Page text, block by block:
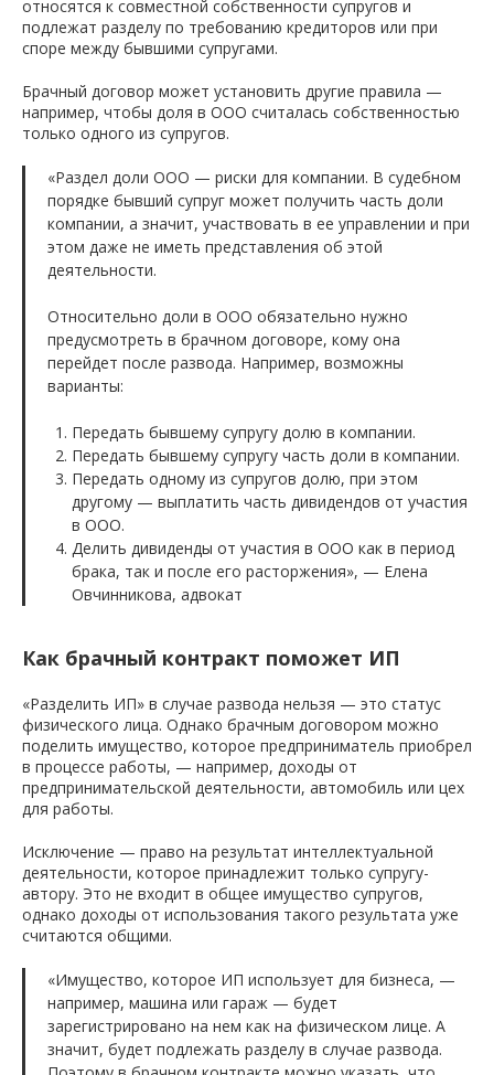
относятся к совместной собственности супругов и
подлежат разделу по требованию кредиторов или при
споре между бывшими супругами.
Брачный договор может установить другие правила —
например, чтобы доля в ООО считалась собственностью
только одного из супругов.
«Раздел доли ООО — риски для компании. В судебном
порядке бывший супруг может получить часть доли
компании, а значит, участвовать в ее управлении и при
этом даже не иметь представления об этой
деятельности.
Относительно доли в ООО обязательно нужно
предусмотреть в брачном договоре, кому она
перейдет после развода. Например, возможны
варианты:
Передать бывшему супругу долю в компании.
Передать бывшему супругу часть доли в компании.
Передать одному из супругов долю, при этом
другому — выплатить часть дивидендов от участия
в ООО.
Делить дивиденды от участия в ООО как в период
брака, так и после его расторжения», — Елена
Овчинникова, адвокат
Как брачный контракт поможет ИП
«Разделить ИП» в случае развода нельзя — это статус
физического лица. Однако брачным договором можно
поделить имущество, которое предприниматель приобрел
в процессе работы, — например, доходы от
предпринимательской деятельности, автомобиль или цех
для работы.
Исключение — право на результат интеллектуальной
деятельности, которое принадлежит только супругу-
автору. Это не входит в общее имущество супругов,
однако доходы от использования такого результата уже
считаются общими.
«Имущество, которое ИП использует для бизнеса, —
например, машина или гараж — будет
зарегистрировано на нем как на физическом лице. А
значит, будет подлежать разделу в случае развода.